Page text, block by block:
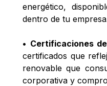
energético,
dentro de tu
• Certificaciones
certificados que
renovable que
corporativa y